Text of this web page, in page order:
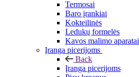
Termosai
Baro įrankiai
Kokteilinės
Ledukų formelės
Kavos malimo aparatai
Įranga picerijoms
Back
Įranga picerijoms